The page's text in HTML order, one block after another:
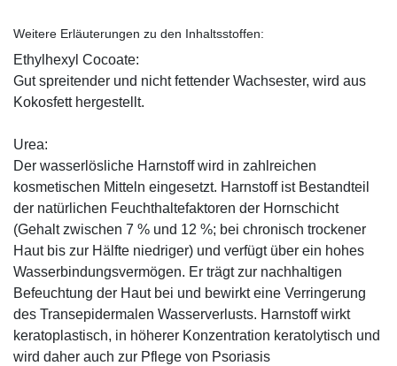
Weitere Erläuterungen zu den Inhaltsstoffen:
Ethylhexyl Cocoate:
Gut spreitender und nicht fettender Wachsester, wird aus
Kokosfett hergestellt.
Urea:
Der wasserlösliche Harnstoff wird in zahlreichen
kosmetischen Mitteln eingesetzt. Harnstoff ist Bestandteil
der natürlichen Feuchthaltefaktoren der Hornschicht
(Gehalt zwischen 7 % und 12 %; bei chronisch trockener
Haut bis zur Hälfte niedriger) und verfügt über ein hohes
Wasserbindungsvermögen. Er trägt zur nachhaltigen
Befeuchtung der Haut bei und bewirkt eine Verringerung
des Transepidermalen Wasserverlusts. Harnstoff wirkt
keratoplastisch, in höherer Konzentration keratolytisch und
wird daher auch zur Pflege von Psoriasis